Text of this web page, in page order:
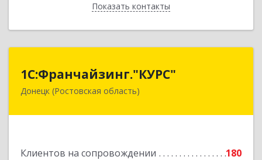
Показать контакты
Назад
1С:Франчайзинг."КУРС"
Донецк (Ростовская область)
Клиентов на сопровождении
180
1С:Франчайзинг."КУРС"
346330, Ростовская обл, Донецк г, Благодатный